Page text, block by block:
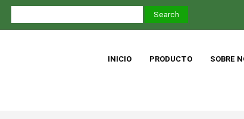
INICIO PRODUCTO SOBRE